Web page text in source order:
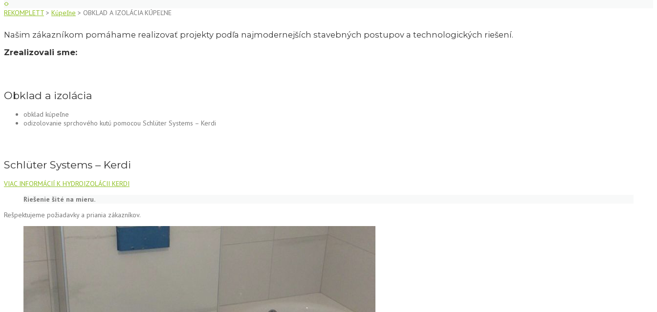
REKOMPLETT > Kúpeľne > OBKLAD A IZOLÁCIA KÚPEĽNE
Našim zákazníkom pomáhame realizovať projekty podľa najmodernejších stavebných postupov a technologických riešení.
Zrealizovali sme:
Obklad a izolácia
obklad kúpeľne
odizolovanie sprchového kutú pomocou Schlüter Systems – Kerdi
Schlüter Systems – Kerdi
VIAC INFORMÁCIÍ K HYDROIZOLÁCII KERDI
Riešenie šité na mieru.
Rešpektujeme požiadavky a priania zákazníkov.